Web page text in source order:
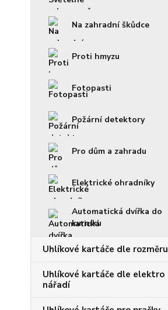
Na zahradní škůdce
Proti hmyzu
Fotopasti
Požární detektory
Pro dům a zahradu
Elektrické ohradníky
Automatická dvířka do
kurníku
Uhlíkové kartáče dle rozměru
Uhlíkové kartáče dle elektro
nářadí